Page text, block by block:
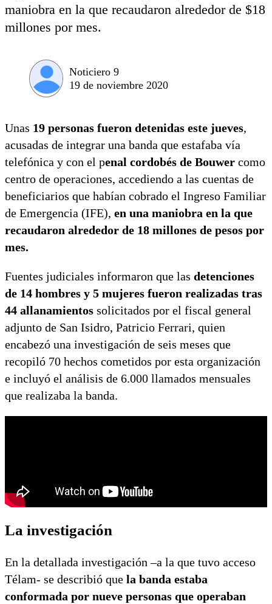
maniobra en la que recaudaron alrededor de $18
millones por mes.
Noticiero 9
19 de noviembre 2020
Unas 19 personas fueron detenidas este jueves,
acusadas de integrar una banda que estafaba vía
telefónica y con el penal cordobés de Bouwer como
centro de operaciones, accediendo a las cuentas de
beneficiarios que habían cobrado el Ingreso Familiar
de Emergencia (IFE), en una maniobra en la que
recaudaron alrededor de 18 millones de pesos por
mes.
Fuentes judiciales informaron que las detenciones
de 14 hombres y 5 mujeres fueron realizadas tras
44 allanamientos solicitados por el fiscal general
adjunto de San Isidro, Patricio Ferrari, quien
encabezó una investigación de seis meses que
recopiló 70 hechos cometidos por esta organización
e incluyó el análisis de 6.000 llamados mensuales
que realizaba la banda.
La investigación
En la detallada investigación –a la que tuvo acceso
Télam- se describió que la banda estaba
conformada por nueve personas que operaban